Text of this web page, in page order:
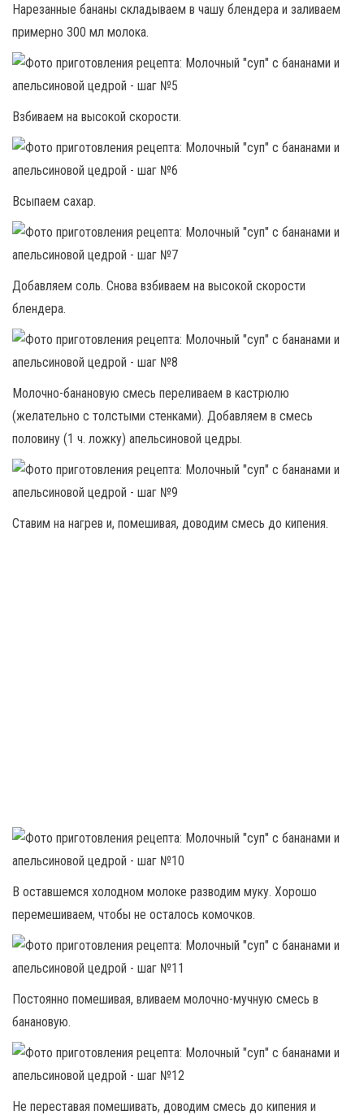
Нарезанные бананы складываем в чашу блендера и заливаем
примерно 300 мл молока.
Взбиваем на высокой скорости.
Всыпаем сахар.
Добавляем соль. Снова взбиваем на высокой скорости
блендера.
Молочно-банановую смесь переливаем в кастрюлю
(желательно с толстыми стенками). Добавляем в смесь
половину (1 ч. ложку) апельсиновой цедры.
Ставим на нагрев и, помешивая, доводим смесь до кипения.
В оставшемся холодном молоке разводим муку. Хорошо
перемешиваем, чтобы не осталось комочков.
Постоянно помешивая, вливаем молочно-мучную смесь в
банановую.
Не переставая помешивать, доводим смесь до кипения и